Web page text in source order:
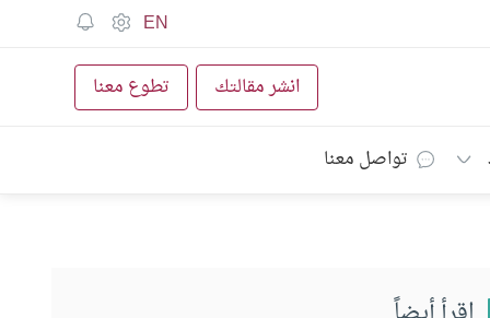
EN
انشر مقالتك تطوع معنا
تواصل معنا